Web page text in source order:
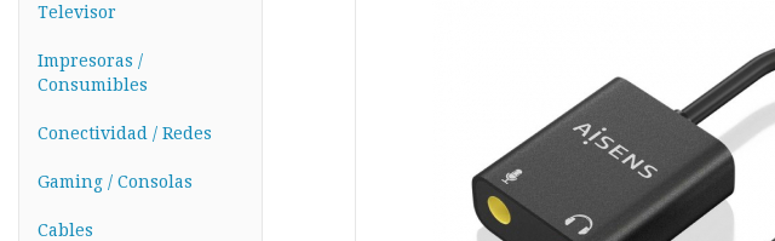
Televisor
Impresoras /
Consumibles
Conectividad / Redes
Gaming / Consolas
Cables